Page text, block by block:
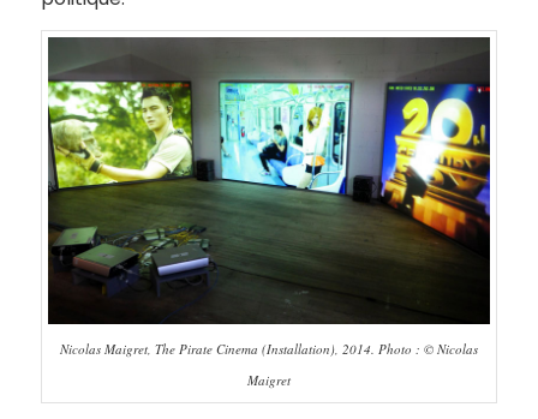
Nicolas Maigret, The Pirate Cinema (Installation), 2014. Photo : © Nicolas
Maigret